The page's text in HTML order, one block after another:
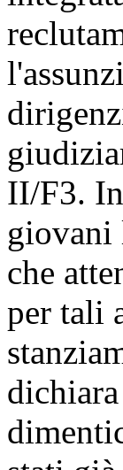
II/F3.
giovani
che
per tali